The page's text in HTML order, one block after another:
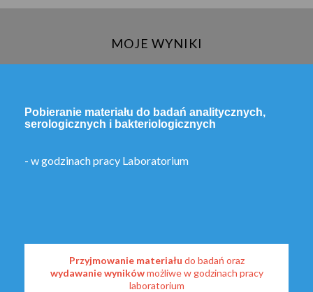
MOJE WYNIKI
Pobieranie materiału do badań analitycznych,
serologicznych i bakteriologicznych
- w godzinach pracy Laboratorium
Przyjmowanie materiału do badań oraz
wydawanie wynikówmożliwe w godzinach pracy
laboratorium